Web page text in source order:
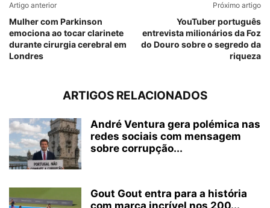
Artigo anterior
Mulher com Parkinson
emociona ao tocar clarinete
durante cirurgia cerebral em
Londres
Próximo artigo
YouTuber português
entrevista milionários da Foz
do Douro sobre o segredo da
riqueza
ARTIGOS RELACIONADOS
André Ventura gera polémica nas
redes sociais com mensagem
sobre corrupção...
Gout Gout entra para a história